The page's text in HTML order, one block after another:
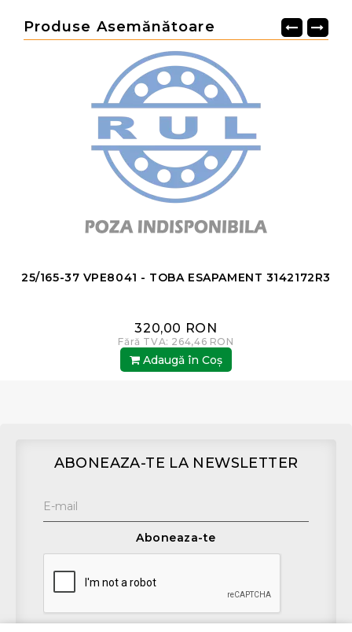
Produse Asemănătoare
25/165-37 VPE8041 - TOBA ESAPAMENT 3142172R3
320,00 RON
Fără TVA: 264,46 RON
Adaugă în Coş
ABONEAZA-TE LA NEWSLETTER
Aboneaza-te